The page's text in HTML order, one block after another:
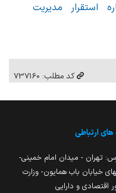
استقرار مدیریت
کد مطلب: 737160
های ارتباطی
تهران - میدان امام خمینی-
خیابان باب همایون- وزارت
اقتصادی و دارایی